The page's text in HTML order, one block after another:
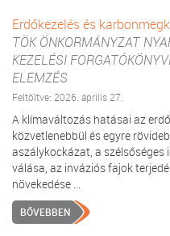
Erdőkezelés és
TÖK ÖNKORMÁNYZAT
KEZELÉSI
ELEMZÉS
Feltöltve: 2026. április 27.
A klímaváltozás hatásai az
közvetlenebbül és egyre
aszálykockázat, a szélsőséges
válása, az inváziós fajok
növekedése ...
BŐVEBBEN